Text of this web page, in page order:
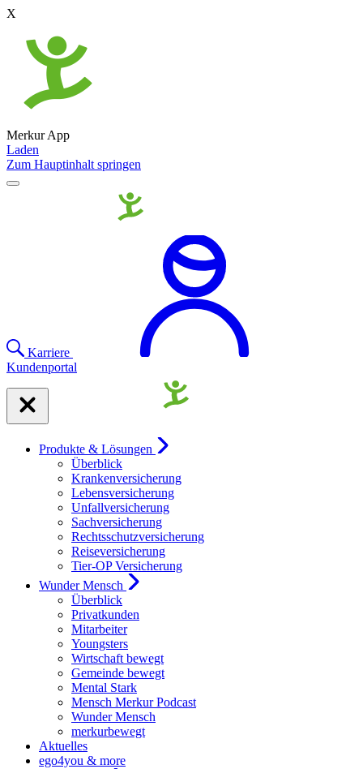
X
Merkur App
Laden
Zum Hauptinhalt springen
Karriere
Kundenportal
Produkte & Lösungen
Überblick
Krankenversicherung
Lebensversicherung
Unfallversicherung
Sachversicherung
Rechtsschutzversicherung
Reiseversicherung
Tier-OP Versicherung
Wunder Mensch
Überblick
Privatkunden
Mitarbeiter
Youngsters
Wirtschaft bewegt
Gemeinde bewegt
Mental Stark
Mensch Merkur Podcast
Wunder Mensch
merkurbewegt
Aktuelles
ego4you & more